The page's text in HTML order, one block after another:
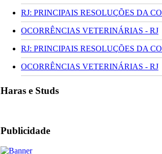
RJ: PRINCIPAIS RESOLUÇÕES DA
OCORRÊNCIAS VETERINÁRIAS - RJ
RJ: PRINCIPAIS RESOLUÇÕES DA
OCORRÊNCIAS VETERINÁRIAS - RJ
Haras e Studs
Publicidade